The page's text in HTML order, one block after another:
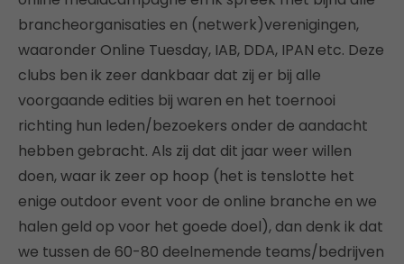
brancheorganisaties en (netwerk)verenigingen,
waaronder Online Tuesday, IAB, DDA, IPAN etc. Deze
clubs ben ik zeer dankbaar dat zij er bij alle
voorgaande edities bij waren en het toernooi
richting hun leden/bezoekers onder de aandacht
hebben gebracht. Als zij dat dit jaar weer willen
doen, waar ik zeer op hoop (het is tenslotte het
enige outdoor event voor de online branche en we
halen geld op voor het goede doel), dan denk ik dat
we tussen de 60-80 deelnemende teams/bedrijven